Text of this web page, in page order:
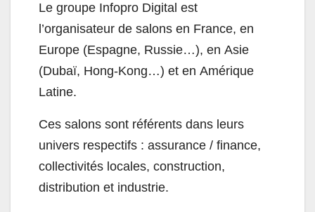
Le groupe Infopro Digital est
l’organisateur de salons en France, en
Europe (Espagne, Russie…), en Asie
(Dubaï, Hong-Kong…) et en Amérique
Latine.
Ces salons sont référents dans leurs
univers respectifs : assurance / finance,
collectivités locales, construction,
distribution et industrie.